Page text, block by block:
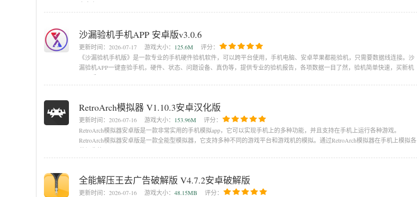
自定义
沙漏验机手机APP 安卓版v3.0.6
更新时间： 2026-07-17 游戏大小： 125.6M
评分：
《沙漏验机手机版》是一款专业的手机硬件验机软件，可以跨平台使用，手机电脑、安卓苹果都能验机，只需要数据线连接。沙
漏验机APP一键查验手机，硬件、状态、问题设备、真伪等，提供专业的验机报告，各项数据一目了然，验机简单快速，买新机
买二手
RetroArch模拟器 V1.10.3安卓汉化版
更新时间： 2026-07-16 游戏大小： 153.96M
评分：
RetroArch模拟器安卓版是一款非常实用的手机模拟app，它可以实现手机上的多种功能，并且支持在手机上运行各种游戏。
RetroArch模拟器安卓版是一款全能型模拟器，它支持多种不同的游戏平台和游戏机的模拟。通过RetroArch模拟器在手机上模拟各
种经典的
全能解压王去广告破解版 V4.7.2安卓破解版
更新时间： 2026-07-16 游戏大小： 48.15MB
评分：